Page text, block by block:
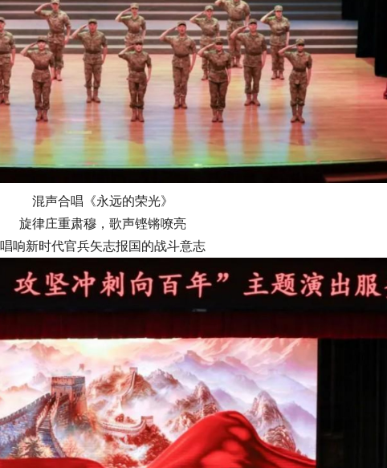
混声合唱《永远的荣光》
旋律庄重肃穆，歌声铿锵嘹亮
唱响新时代官兵矢志报国的战斗意志